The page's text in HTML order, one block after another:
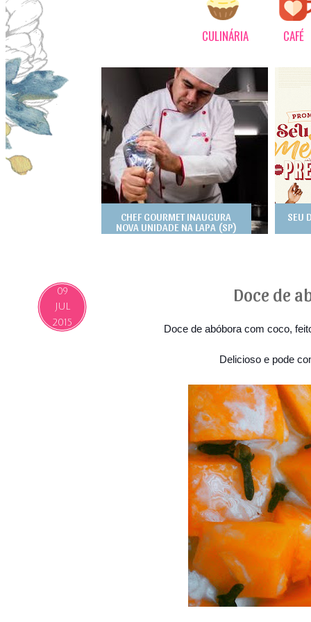
CULINÁRIA CAFÉ
CHEF GOURMET INAUGURA
NOVA UNIDADE NA LAPA (SP)
SEU
09
JUL
2015
Doce de
Doce de abóbora com coco,
Delicioso e pode